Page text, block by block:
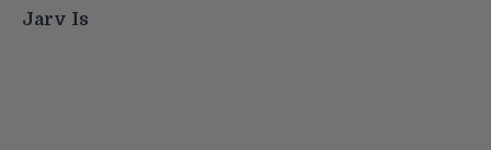
Jarv Is